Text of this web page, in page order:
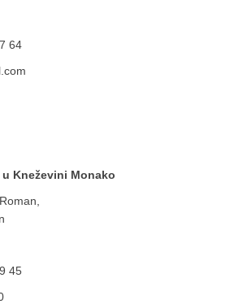
64
Kneževini Monako
05 59 45